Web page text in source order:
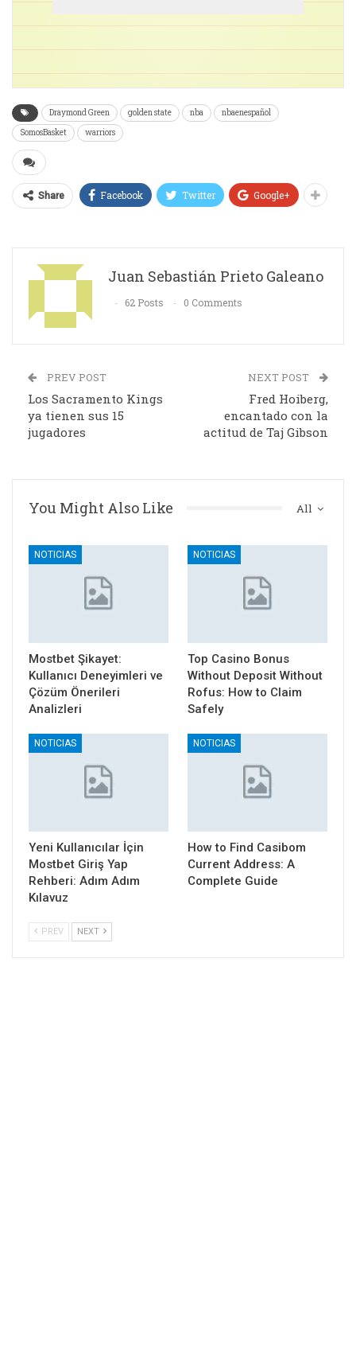
Draymond Green golden state nba
nbaenespañol
SomosBasket
warriors
Share Facebook Twitter Google+
Juan Sebastián Prieto Galeano
62 Posts 0 Comments
PREV POST
Los Sacramento Kings
ya tienen sus 15
jugadores
NEXT POST
Fred Hoiberg,
encantado con la
actitud de Taj Gibson
All
You Might Also Like
NOTICIAS
Mostbet Şikayet:
Kullanıcı Deneyimleri ve
Çözüm Önerileri
Analizleri
NOTICIAS
Top Casino Bonus
Without Deposit Without
Rofus: How to Claim
Safely
NOTICIAS
Yeni Kullanıcılar İçin
Mostbet Giriş Yap
Rehberi: Adım Adım
Kılavuz
NOTICIAS
How to Find Casibom
Current Address: A
Complete Guide
PREV NEXT